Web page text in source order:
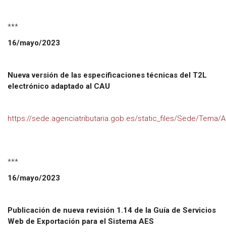
***
16/mayo/2023
Nueva versión de las especificaciones técnicas del T2L
electrónico adaptado al CAU
https://sede.agenciatributaria.gob.es/static_files/Sede/Tema/
***
16/mayo/2023
Publicación de nueva revisión 1.14 de la Guía de Servicios
Web de Exportación para el Sistema AES